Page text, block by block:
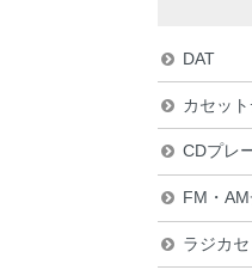
DAT
カセッ
CDプレ
FM・
ラジカ